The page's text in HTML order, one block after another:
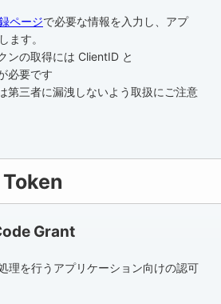
ページで必要な情報を入力し、アプ
ます。
ンの取得には ClientID と
必要です
第三者に漏洩しないよう取扱にご注意
Grant
理を行うアプリケーション向けの認可